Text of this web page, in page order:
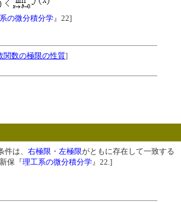
の微分積分学』22]
関数の極限の性質]
は、 右極限 ・ 左極限がともに存在して一致する
保『理工系の微分積分学』22.]